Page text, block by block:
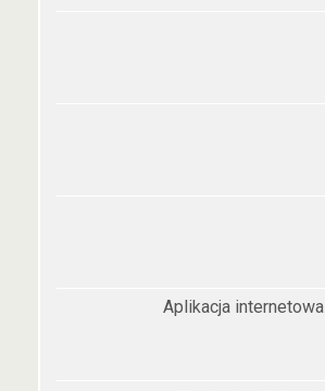
Aplikacja internetowa